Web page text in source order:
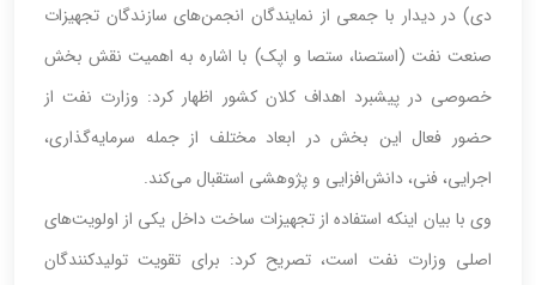
دی) در دیدار با جمعی از نمایندگان انجمن‌های سازندگان تجهیزات
صنعت نفت (استصنا، ستصا و اپک) با اشاره به اهمیت نقش بخش
خصوصی در پیشبرد اهداف کلان کشور اظهار کرد: وزارت نفت از
حضور فعال این بخش در ابعاد مختلف از جمله سرمایه‌گذاری،
اجرایی، فنی، دانش‌افزایی و پژوهشی استقبال می‌کند.
وی با بیان اینکه استفاده از تجهیزات ساخت داخل یکی از اولویت‌های
اصلی وزارت نفت است، تصریح کرد: برای تقویت تولیدکنندگان